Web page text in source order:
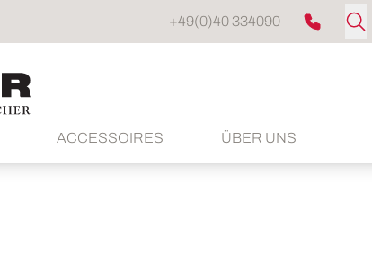
+49(0)40 334090
ACCESSOIRES ÜBER UNS